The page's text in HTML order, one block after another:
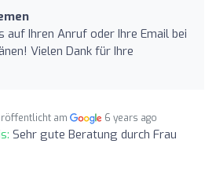
auf Ihren Anruf oder Ihre Email bei
Vielen Dank für Ihre
am 6 years ago
Sehr gute Beratung durch Frau